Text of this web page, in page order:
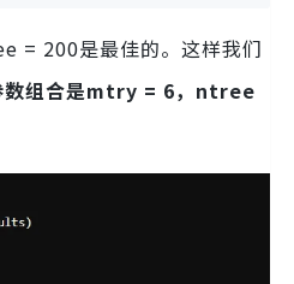
= 200是最佳的。这样我们
数组合是mtry = 6，ntree